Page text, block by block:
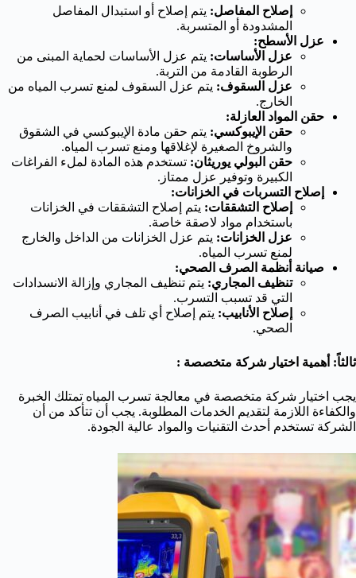
إصلاح المفاصل: يتم إصلاح أو استبدال المفاصل
المشدودة أو المتسربة.
عزل الأسطح:
عزل الأساسات: يتم عزل الأساسات لحماية المبنى من
الرطوبة القادمة من التربة.
عزل السقوف: يتم عزل السقوف لمنع تسرب المياه من
الخارج.
حقن المواد العازلة:
حقن الإيبوكسي: يتم حقن مادة الإيبوكسي في الشقوق
والشروخ الصغيرة لإغلاقها ومنع تسرب المياه.
حقن البولي يوريثان: تستخدم هذه المادة لملء الفراغات
الكبيرة وتوفير عزل ممتاز.
إصلاح التسربات في الخزانات:
إصلاح التشققات: يتم إصلاح التشققات في الخزانات
باستخدام مواد لاصقة خاصة.
عزل الخزانات: يتم عزل الخزانات من الداخل والخارج
لمنع تسرب المياه.
صيانة أنظمة الصرف الصحي:
تنظيف المجاري: يتم تنظيف المجاري وإزالة الانسدادات
التي قد تسبب التسرب.
إصلاح الأنابيب: يتم إصلاح أي تلف في أنابيب الصرف
الصحي.
ثالثاً: أهمية اختيار شركة متخصصة :
يجب اختيار شركة متخصصة في معالجة تسرب المياه تمتلك الخبرة
والكفاءة اللازمة لتقديم الخدمات المطلوبة. يجب أن تتأكد من أن
الشركة تستخدم أحدث التقنيات والمواد عالية الجودة.